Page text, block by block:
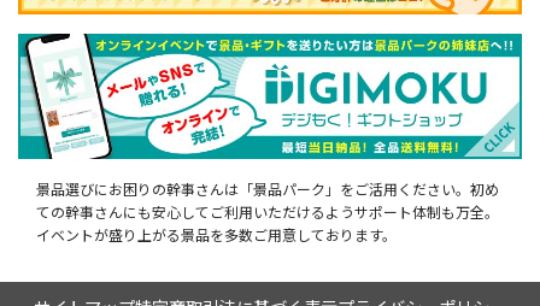
景品選びにお困りの幹事さんは「景品パーク」をご活用ください。初め
ての幹事さんにも安心してご利用いただけるようサポート体制も万全。
イベントが盛り上がる景品を多数ご用意しております。